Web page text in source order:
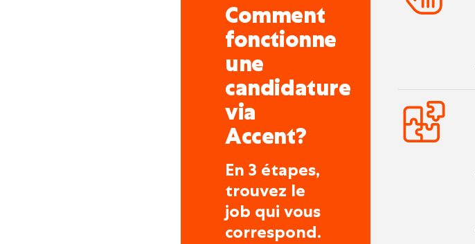
Comment
fonctionne
une
candidature
via
Accent?
En 3 étapes,
trouvez le
job qui vous
correspond.